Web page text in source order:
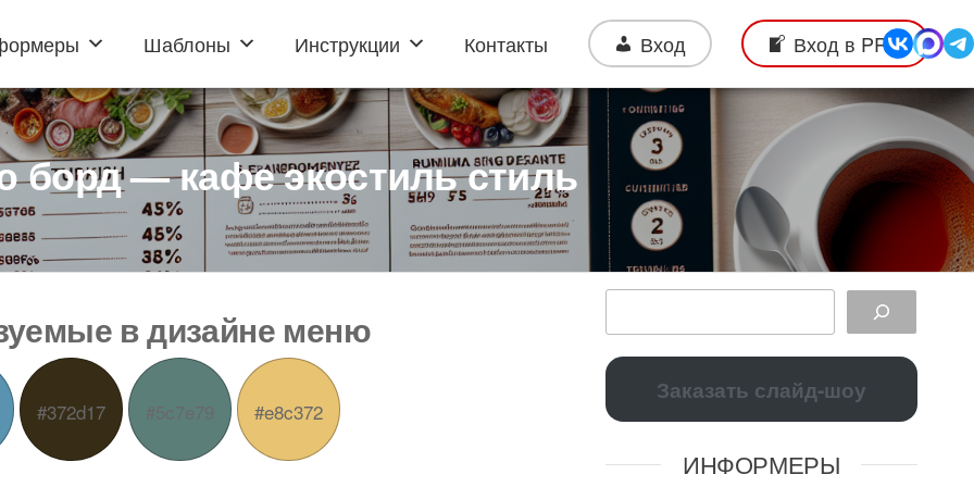
Шаблоны Инструкции Контакты Вход Вход в PRO
борд — кафе экостиль стиль
в дизайне меню
#372d17 #e8c372
Заказать слайд-шоу
ИНФОРМЕРЫ